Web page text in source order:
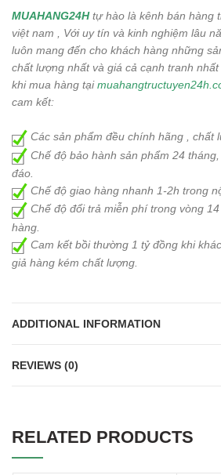
MUAHANG24Htự hào là kênh bán hàng
việt nam , Với uy tín và kinh nghiệm lâu
luôn mang đến cho khách hàng những
chất lượng nhất và giá cả cạnh tranh
khi mua hàng tại
cam kết:
Các sản phẩm đều chính hãng , chất
Chế độ bảo hành sản phẩm 24
đáo.
Chế độ giao hàng nhanh 1-2h trong
Chế độ đổi trả miễn phí trong vòng
hàng.
Cam kết bồi thường 1 tỷ đồng khi
giả hàng kém chất lượng.
ADDITIONAL INFORMATION
REVIEWS (0)
RELATED PRODUCTS